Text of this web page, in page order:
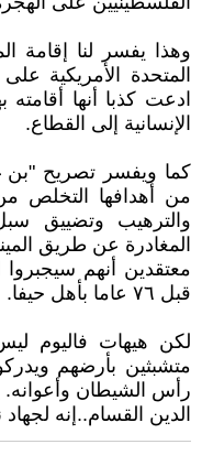
وهذا يفسر لنا إقامة
المتحدة الأمريكية
ادعت كذبا أنها
الإنسانية إلى القطاع.
كما ويفسر تصريح
من أهدافها التخلص
والترهيب وتضييق
المغادرة عن طريق
معتقدين أنهم سيجبروا
قبل ٧٦ عاما بأهل حيفا.
لكن هيهات فاليوم
متشبثين بأرضهم
رأس الشيطان وأعوانه.
الدين القسام..إنه